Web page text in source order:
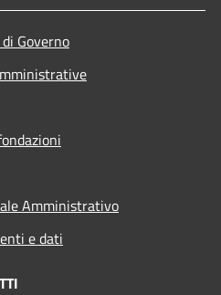
Governo
Amministrativo
e dati